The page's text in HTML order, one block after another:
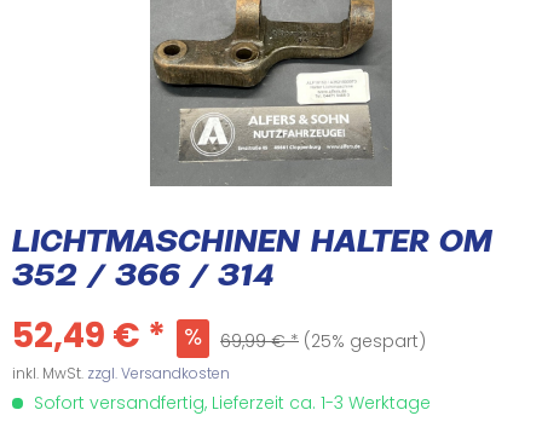
LICHTMASCHINEN HALTER OM
352 / 366 / 314
52,49 € * 69,99 € * (25% gespart)
inkl. MwSt. zzgl. Versandkosten
Sofort versandfertig, Lieferzeit ca. 1-3 Werktage